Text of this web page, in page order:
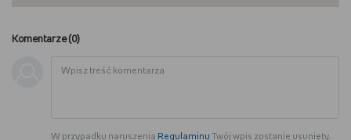
Komentarze (0)
W przypadku naruszenia Regulaminu Twój wpis zostanie usunięty.